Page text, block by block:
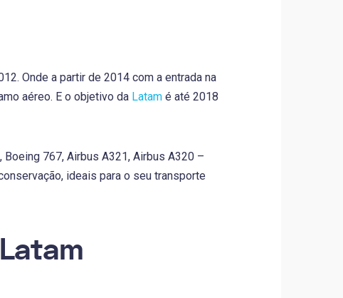
Onde a partir de 2014 com a entrada na
aéreo. E o objetivo da Latamé até 2018
767, Airbus A321, Airbus A320 –
ideais para o seu transporte